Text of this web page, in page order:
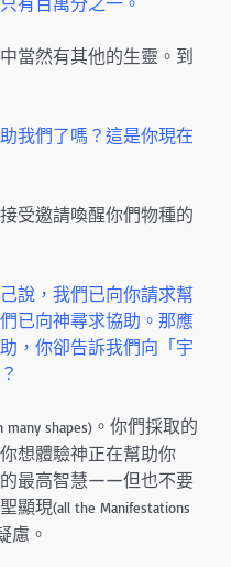
當然有其他的生靈。到
我們了嗎？這是你現在
受邀請喚醒你們物種的
說，我們已向你請求幫
已向神尋求協助。那應
，你卻告訴我們向「宇
many shapes) 。你們採取的
想體驗神正在幫助你
最高智慧——但也不要
顯現(all the Manifestations
慮。